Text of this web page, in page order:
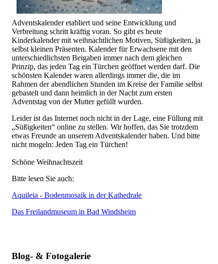
Adventskalender etabliert und seine Entwicklung und
Verbreitung schritt kräftig voran. So gibt es heute
Kinderkalender mit weihnachtlichen Motiven, Süßigkeiten, ja
selbst kleinen Präsenten. Kalender für Erwachsene mit den
unterschiedlichsten Beigaben immer nach dem gleichen
Prinzip, das jeden Tag ein Türchen geöffnet werden darf. Die
schönsten Kalender waren allerdings immer die, die im
Rahmen der abendlichen Stunden im Kreise der Familie selbst
gebastelt und dann heimlich in der Nacht zum ersten
Adventstag von der Mutter gefüllt wurden.
Leider ist das Internet noch nicht in der Lage, eine Füllung mit
„Süßigkeiten“ online zu stellen. Wir hoffen, das Sie trotzdem
etwas Freunde an unserem Adventskalender haben. Und bitte
nicht mogeln: Jeden Tag ein Türchen!
Schöne Weihnachtszeit
Bitte lesen Sie auch:
Aquileia - Bodenmosaik in der Kathedrale
Das Freilandmuseum in Bad Windsheim
Blog- & Fotogalerie